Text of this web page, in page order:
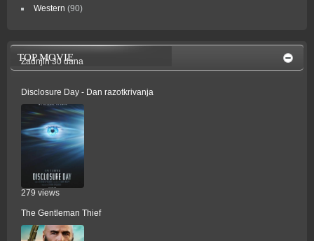
Western (90)
TOP MOVIE
Zadnjih 30 dana
Disclosure Day - Dan razotkrivanja
279 views
The Gentleman Thief